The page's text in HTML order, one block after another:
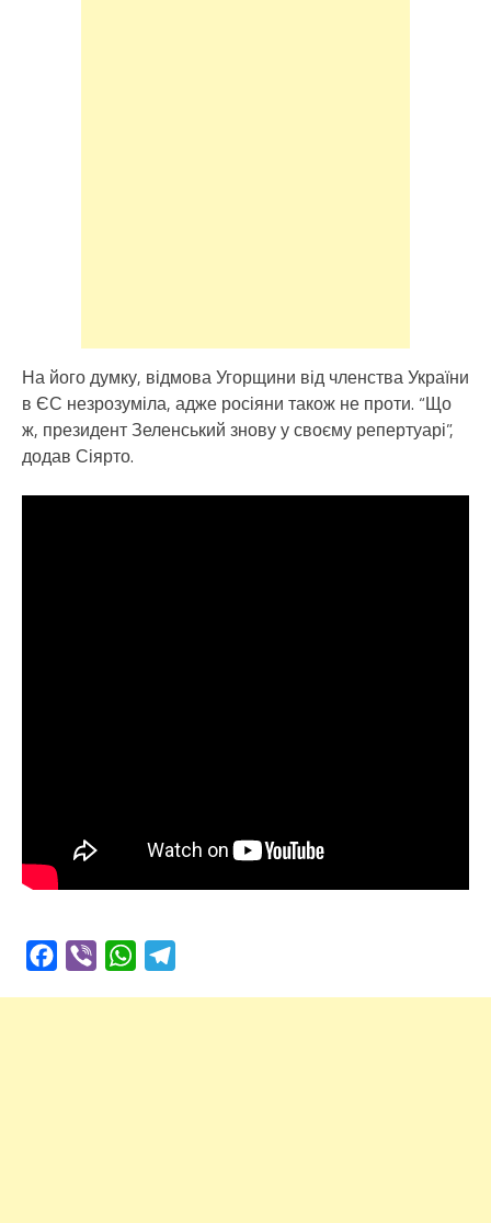
На його думку, відмова Угорщини від членства України
в ЄС незрозуміла, адже росіяни також не проти. “Що
ж, президент Зеленський знову у своєму репертуарі”,
додав Сіярто.
Facebook
Viber WhatsApp